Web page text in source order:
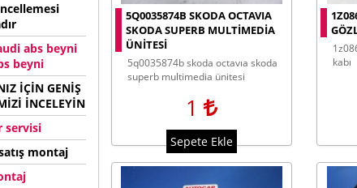
abs beyni
beyni
İÇİN GENİŞ
İNCELEYİN
servisi
montaj
5Q0035874B SKODA OCTAVIA
SKODA SUPERB MULTIMEDIA
ÜNITESI
5q0035874b skoda octavıa skoda
superb multimedia ünitesi
1
Sepete Ekle
1z0868565d skoda octavıa gözlük
kabı